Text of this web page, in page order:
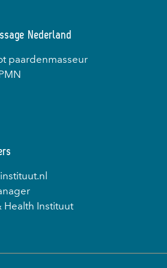
Nederland
paardenmasseur
Health Instituut